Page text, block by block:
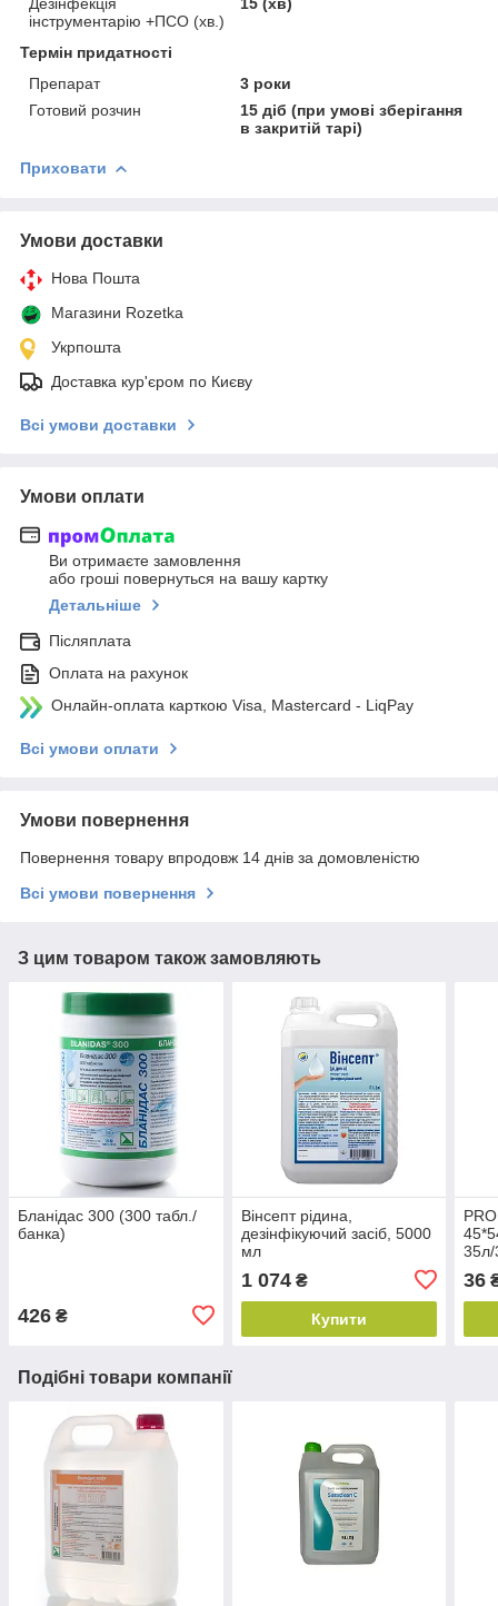
інструментарію +ПСО (хв.)
Термін придатності
Препарат
3 роки
Готовий розчин
15 діб (при умові зберігання
в закритій тарі)
Приховати
Умови доставки
Нова Пошта
Магазини Rozetka
Укрпошта
Доставка кур'єром по Києву
Всі умови доставки
Умови оплати
Ви отримаєте замовлення
або гроші повернуться на вашу картку
Детальніше
Післяплата
Оплата на рахунок
Онлайн-оплата карткою Visa, Mastercard - LiqPay
Всі умови оплати
Умови повернення
Повернення товару впродовж 14 днів за домовленістю
Всі умови повернення
З цим товаром також замовляють
Бланідас 300 (300 табл./
банка)
426 ₴
Вінсепт рідина,
дезінфікуючий засіб, 5000
мл
1 074₴
Купити
35л/
36
Подібні товари компанії